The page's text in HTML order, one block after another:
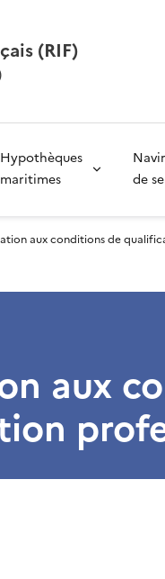
(RIF)
Hypothèques
maritimes
de
aux conditions de
aux